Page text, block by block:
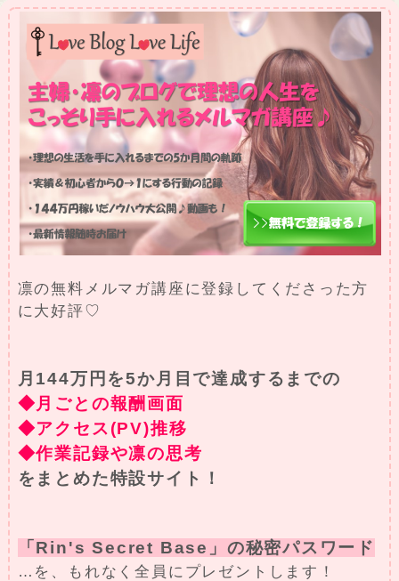
凛の無料メルマガ講座に登録してくださった方
に大好評♡
月144万円を5か月目で達成するまでの
◆月ごとの報酬画面
◆アクセス(PV)推移
◆作業記録や凛の思考
をまとめた特設サイト！
「Rin's Secret Base」の秘密パスワード
…を、もれなく全員にプレゼントします！